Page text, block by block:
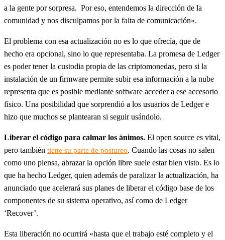
a la gente por sorpresa. Por eso, entendemos la dirección de la
comunidad y nos disculpamos por la falta de comunicación».
El problema con esa actualización no es lo que ofrecía, que de
hecho era opcional, sino lo que representaba. La promesa de Ledger
es poder tener la custodia propia de las criptomonedas, pero si la
instalación de un firmware permite subir esa información a la nube
representa que es posible mediante software acceder a ese accesorio
físico. Una posibilidad que sorprendió a los usuarios de Ledger e
hizo que muchos se plantearan si seguir usándolo.
Liberar el código para calmar los ánimos. El open source es vital,
pero también tiene su parte de postureo. Cuando las cosas no salen
como uno piensa, abrazar la opción libre suele estar bien visto. Es lo
que ha hecho Ledger, quien además de paralizar la actualización, ha
anunciado que acelerará sus planes de liberar el código base de los
componentes de su sistema operativo, así como de Ledger
‘Recover’.
Esta liberación no ocurrirá «hasta que el trabajo esté completo y el